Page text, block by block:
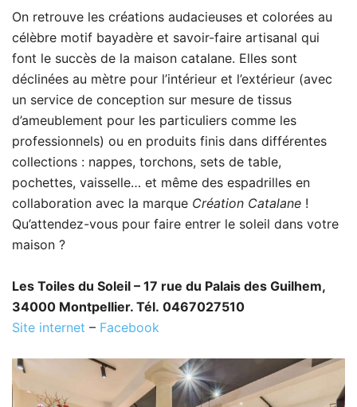
On retrouve les créations audacieuses et colorées au
célèbre motif bayadère et savoir-faire artisanal qui
font le succès de la maison catalane. Elles sont
déclinées au mètre pour l’intérieur et l’extérieur (avec
un service de conception sur mesure de tissus
d’ameublement pour les particuliers comme les
professionnels) ou en produits finis dans différentes
collections : nappes, torchons, sets de table,
pochettes, vaisselle… et même des espadrilles en
collaboration avec la marque Création Catalane !
Qu’attendez-vous pour faire entrer le soleil dans votre
maison ?
Les Toiles du Soleil – 17 rue du Palais des Guilhem,
34000 Montpellier. Tél. 0467027510
Site internet – Facebook